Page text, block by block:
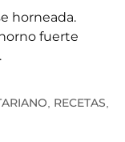
horneada.
fuerte
RECETAS